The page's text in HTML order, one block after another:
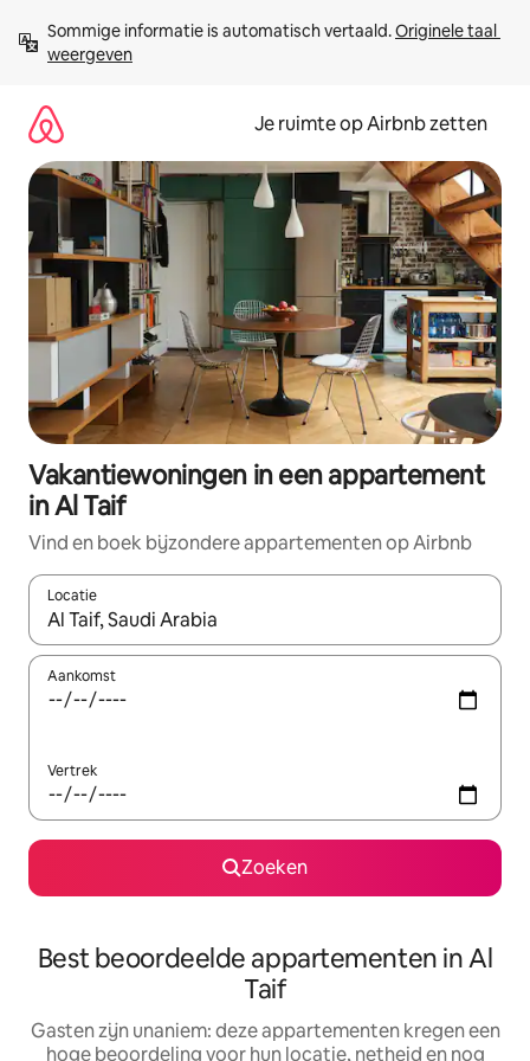
direct
naar
Sommige informatie is automatisch vertaald. Originele taal
weergeven
Je ruimte op Airbnb zetten
Vakantiewoningen in een appartement
in Al Taif
Vind en boek bijzondere appartementen op Airbnb
Locatie
Wanneer er suggesties beschikbaar zijn, maak je een keuze
Aankomst
Vertrek
Zoeken
Best beoordeelde appartementen in Al
Taif
Gasten zijn unaniem: deze appartementen kregen een
hoge beoordeling voor hun locatie, netheid en nog